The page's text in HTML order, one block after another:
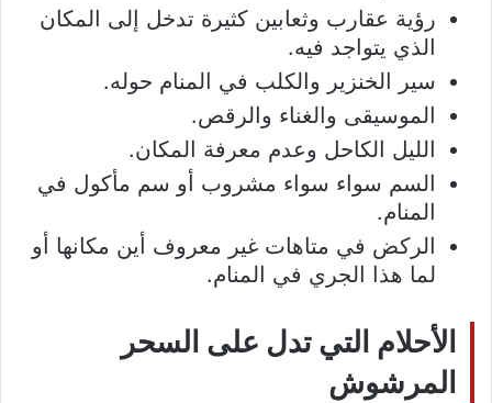
رؤية عقارب وثعابين كثيرة تدخل إلى المكان
الذي يتواجد فيه.
سير الخنزير والكلب في المنام حوله.
الموسيقى والغناء والرقص.
الليل الكاحل وعدم معرفة المكان.
السم سواء سواء مشروب أو سم مأكول في
المنام.
الركض في متاهات غير معروف أين مكانها أو
لما هذا الجري في المنام.
الأحلام التي تدل على السحر
المرشوش